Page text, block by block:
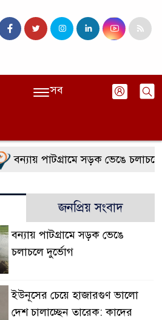
সব
বন্যায় পাটগ্রামে সড়ক ভেঙে চলাচলে
জনপ্রিয় সংবাদ
বন্যায় পাটগ্রামে সড়ক ভেঙে
চলাচলে দুর্ভোগ
ইউনূসের চেয়ে হাজারগুণ ভালো
দেশ চালাচ্ছেন তারেক: কাদের